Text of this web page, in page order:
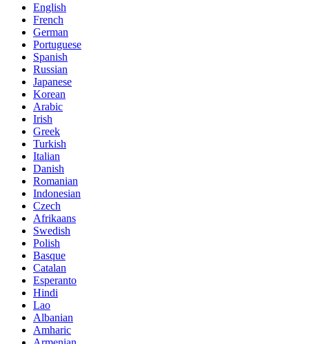
English
French
German
Portuguese
Spanish
Russian
Japanese
Korean
Arabic
Irish
Greek
Turkish
Italian
Danish
Romanian
Indonesian
Czech
Afrikaans
Swedish
Polish
Basque
Catalan
Esperanto
Hindi
Lao
Albanian
Amharic